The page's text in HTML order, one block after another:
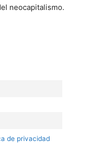
neocapitalismo.
de privacidad